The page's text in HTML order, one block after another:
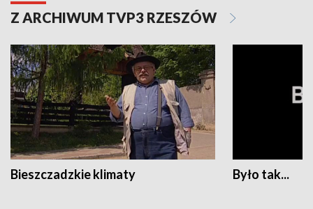
Z ARCHIWUM TVP3 RZESZÓW
Bieszczadzkie klimaty Było tak...